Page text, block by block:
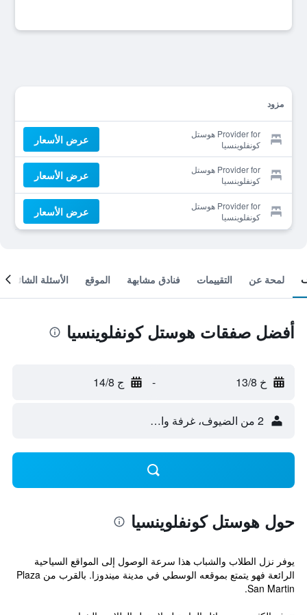
مزود
Provider for هوستل
كونفلوينسيا
عرض الأسعار
Provider for هوستل
كونفلوينسيا
عرض الأسعار
Provider for هوستل
كونفلوينسيا
عرض الأسعار
لمحة عن التقييمات فنادق مشابهة الموقع الأسئلة الشائعة
أفضل صفقات هوستل كونفلوينسيا
خ 13/8 - ج 14/8
2 من الضيوف، غرفة واحدة
حول هوستل كونفلوينسيا
يوفر نزل الطلاب والشباب هذا سرعة الوصول إلى المواقع السياحية
الرائعة فهو يتمتع بموقعه الوسطي في مدينة ميندوزا. بالقرب من Plaza
San Martin.